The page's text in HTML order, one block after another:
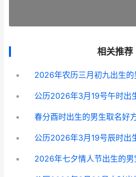
相关推荐